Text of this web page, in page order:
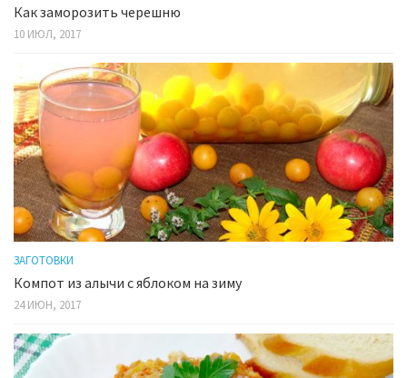
Как заморозить черешню
10 ИЮЛ, 2017
ЗАГОТОВКИ
Компот из алычи с яблоком на зиму
24 ИЮН, 2017